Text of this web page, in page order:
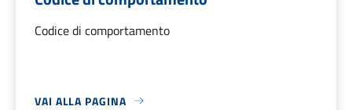
Codice di comportamento
VAI ALLA PAGINA